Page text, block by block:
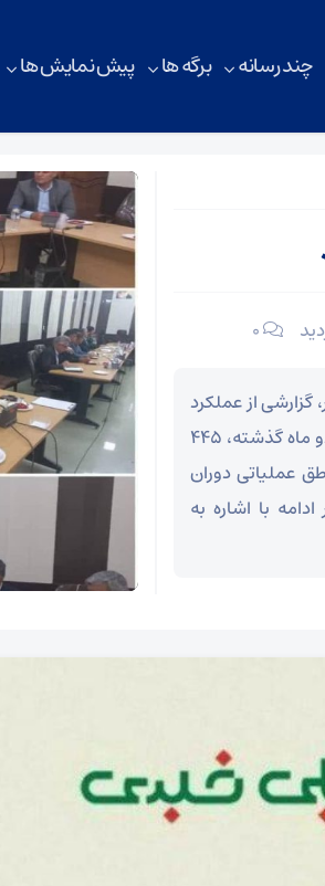
چند رسانه برگه ها پیش نمایش ها
۰
از عملکرد
اعزام‌های ماه‌های گذشته ارائه کرد. وی اعلام نمود: «طی دو ماه گذشته، ۴۴۵
به مناطق عملیاتی دوران
با اشاره به